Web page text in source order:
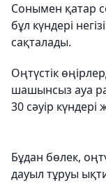
Сонымен қатар
бұл күндері
сақталады.
Оңтүстік
шашынсыз ауа
30 сәуір
Бұдан бөлек,
дауыл тұруы